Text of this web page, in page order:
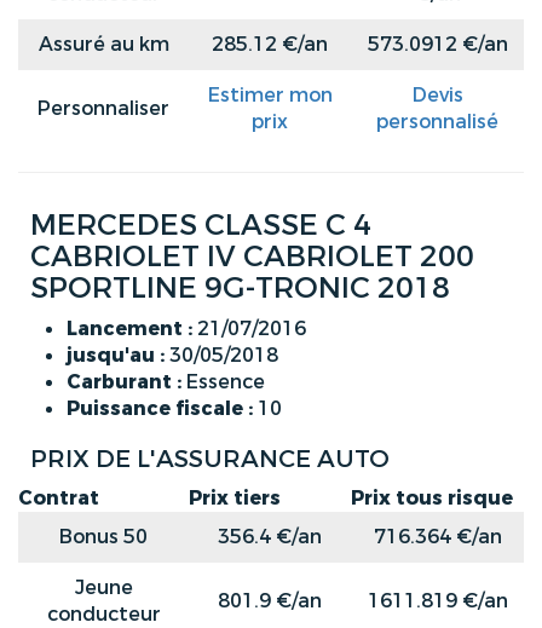
Assuré au km
285.12 €/an 573.0912 €/an
Personnaliser
Estimer mon
prix
Devis
personnalisé
MERCEDES CLASSE C 4
CABRIOLET IV CABRIOLET 200
SPORTLINE 9G-TRONIC 2018
Lancement : 21/07/2016
jusqu'au :30/05/2018
Carburant : Essence
Puissance fiscale : 10
PRIX DE L'ASSURANCE AUTO
Contrat Prix tiers
Prix tous risque
Bonus 50
356.4 €/an
716.364 €/an
Jeune
conducteur
801.9 €/an 1611.819 €/an